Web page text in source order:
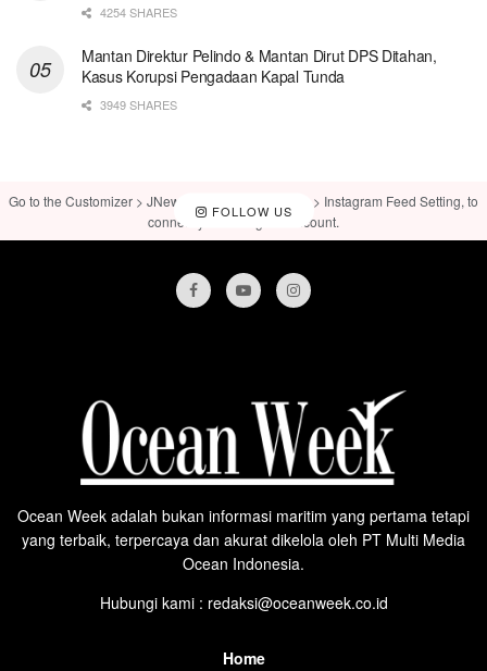
4254 SHARES
Mantan Direktur Pelindo & Mantan Dirut DPS Ditahan,
Kasus Korupsi Pengadaan Kapal Tunda
3949 SHARES
FOLLOW US
Go to the Customizer > JNews : Social, Like & View > Instagram Feed Setting, to
connect your Instagram account.
Ocean Week adalah bukan informasi maritim yang pertama tetapi
yang terbaik, terpercaya dan akurat dikelola oleh PT Multi Media
Ocean Indonesia.
Hubungi kami : redaksi@oceanweek.co.id
Home